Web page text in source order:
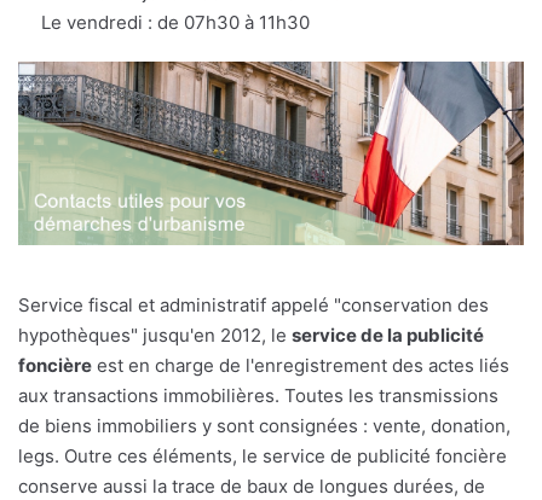
Le vendredi : de 07h30 à 11h30
Service fiscal et administratif appelé "conservation des
hypothèques" jusqu'en 2012, le service de la publicité
foncière est en charge de l'enregistrement des actes liés
aux transactions immobilières. Toutes les transmissions
de biens immobiliers y sont consignées : vente, donation,
legs. Outre ces éléments, le service de publicité foncière
conserve aussi la trace de baux de longues durées, de